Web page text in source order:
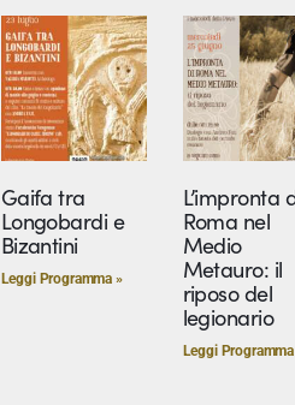
Gaifa tra
Longobardi e
Bizantini
Leggi Programma »
L’impronta
Roma nel
Medio
Metauro: il
riposo del
legionario
Leggi